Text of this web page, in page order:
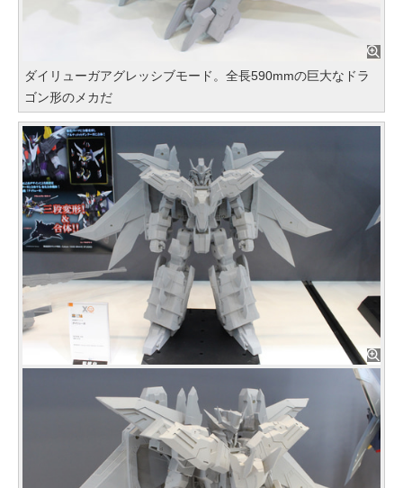
ダイリューガアグレッシブモード。全長590mmの巨大なドラ
ゴン形のメカだ